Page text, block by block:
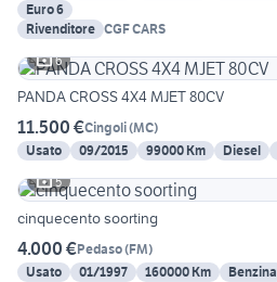
Euro 6
Rivenditore CGF CARS
6
PANDA CROSS 4X4 MJET 80CV
11.500 €Cingoli(MC)
Usato
09/2015 99000 Km Diesel
5
cinquecento soorting
4.000 €Pedaso(FM)
Usato
01/1997 160000 Km Benzina